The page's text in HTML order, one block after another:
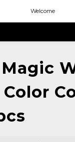
Welcome
Welcome